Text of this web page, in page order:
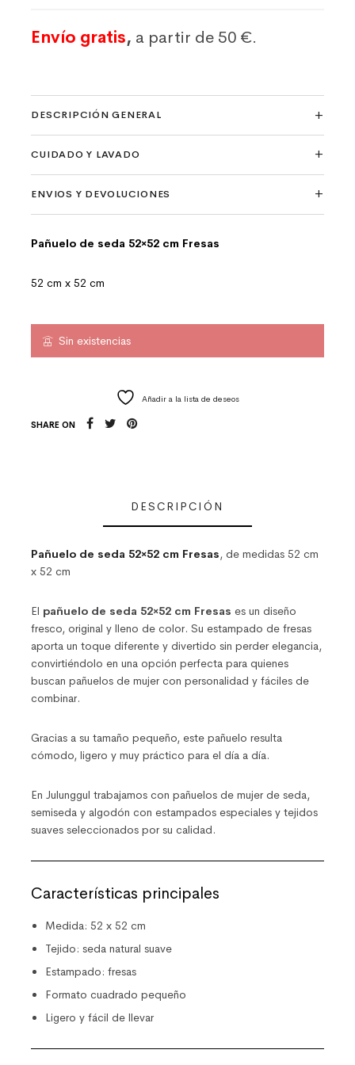
Pañuelo de seda 52×52 cm Fresas
52 cm x 52 cm
Envío gratis, a partir de 50 €.
Sin existencias
Añadir a la lista de deseos
DESCRIPCIÓN GENERAL
CUIDADO Y LAVADO
ENVIOS Y DEVOLUCIONES
SHARE ON
DESCRIPCIÓN
Pañuelo de seda 52×52 cm Fresas, de medidas 52 cm
x 52 cm
El pañuelo de seda 52×52 cm Fresas es un diseño
fresco, original y lleno de color. Su estampado de fresas
aporta un toque diferente y divertido sin perder elegancia,
convirtiéndolo en una opción perfecta para quienes
buscan pañuelos de mujer con personalidad y fáciles de
combinar.
Gracias a su tamaño pequeño, este pañuelo resulta
cómodo, ligero y muy práctico para el día a día.
EnJulunggul trabajamos con pañuelos de mujer de seda,
semiseda y algodón con estampados especiales y tejidos
suaves seleccionados por su calidad.
Características principales
Medida: 52 x 52 cm
Tejido: seda natural suave
Estampado: fresas
Formato cuadrado pequeño
Ligero y fácil de llevar